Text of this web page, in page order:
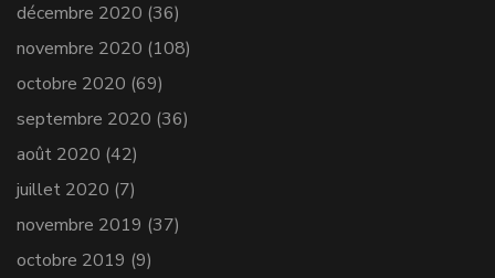
décembre 2020 (36)
novembre 2020 (108)
octobre 2020 (69)
septembre 2020 (36)
août 2020 (42)
juillet 2020 (7)
novembre 2019 (37)
octobre 2019 (9)